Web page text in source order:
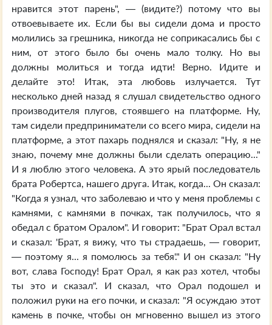
нравится этот парень", — (видите?) потому что вы
отвоевываете их. Если бы вы сидели дома и просто
молились за грешника, никогда не соприкасались бы с
ним, от этого было бы очень мало толку. Но вы
должны молиться и тогда идти! Верно. Идите и
делайте это! Итак, эта любовь излучается. Тут
несколько дней назад я слушал свидетельство одного
производителя плугов, стоявшего на платформе. Ну,
там сидели предприниматели со всего мира, сидели на
платформе, а этот пахарь поднялся и сказал: "Ну, я не
знаю, почему мне должны были сделать операцию..."
И я люблю этого человека. А это ярый последователь
брата Робертса, нашего друга. Итак, когда... Он сказал:
"Когда я узнал, что заболеваю и что у меня проблемы с
камнями, с камнями в почках, так получилось, что я
обедал с братом Оралом". И говорит: "Брат Орал встал
и сказал: 'Брат, я вижу, что ты страдаешь, — говорит,
— поэтому я... я помолюсь за тебя'." И он сказал: "Ну
вот, слава Господу! Брат Орал, я как раз хотел, чтобы
ты это и сказал". И сказал, что Орал подошел и
положил руки на его почки, и сказал: "Я осуждаю этот
камень в почке, чтобы он мгновенно вышел из этого